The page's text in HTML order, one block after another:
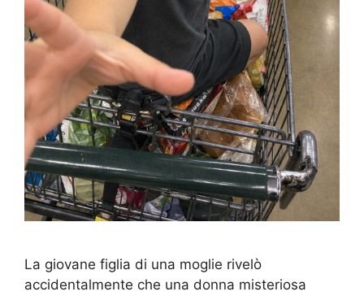
La giovane figlia di una moglie rivelò
accidentalmente che una donna misteriosa